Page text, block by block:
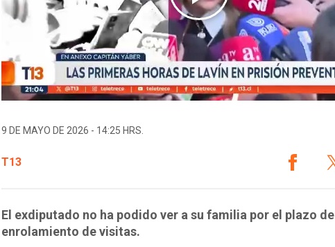
9 DE MAYO DE 2026 - 14:25 HRS.
T13
El exdiputado no ha podido ver a su familia por el plazo de
enrolamiento de visitas.